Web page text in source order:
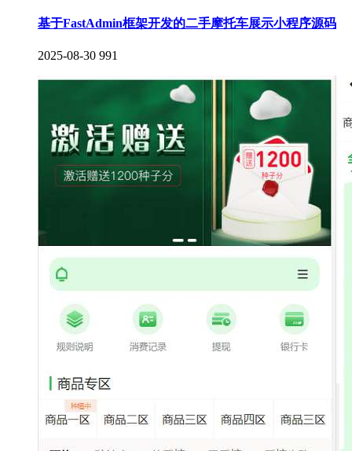
基于FastAdmin框架开发的二手摩托车展示小程序源码
2025-08-30 991